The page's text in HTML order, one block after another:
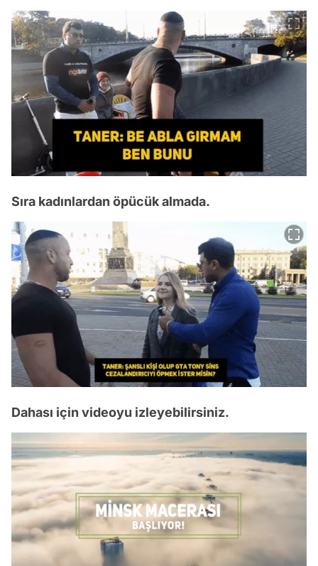
Sıra kadınlardan öpücük almada.
Dahası için videoyu izleyebilirsiniz.